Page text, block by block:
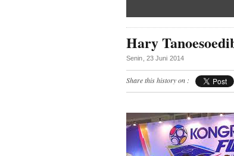
Hary
Senin, 23 Juni 2014
Share this history on :